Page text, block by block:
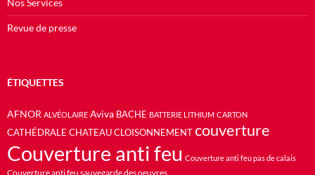
Nos Services
Revue de presse
ÉTIQUETTES
AFNOR ALVÉOLAIRE Aviva BACHE BATTERIE LITHIUM CARTON
CATHÉDRALE CHATEAU CLOISONNEMENT couverture
Couverture anti feu Couverture anti feu pas de calais
Couverture anti feu sauvegarde des oeuvres